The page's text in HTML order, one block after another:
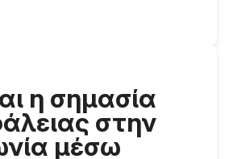
η σημασία
στην
μέσω